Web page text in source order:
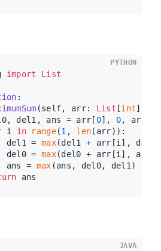
import List
:
(self, arr: List [int]
del1, ans = arr[
0], 0, arr[
i in range(1 , len(arr)):
del1 =
max(del1 + arr[i], del0)
del0 =
max(del0 + arr[i],
ans =
max (ans, del0, del1)
ans
PYTHON
JAVA